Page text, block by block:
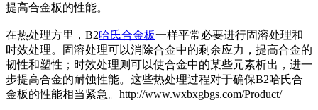
提高合金板的性能。
在热处理方里，B2哈氏合金板一样平常必要进行固溶处理和
时效处理。固溶处理可以消除合金中的剩余应力，提高合金的
韧性和塑性；时效处理则可以使合金中的某些元素析出，进一
步提高合金的耐蚀性能。这些热处理过程对于确保B2哈氏合
金板的性能相当紧急。http://www.wxbxgbgs.com/Product/